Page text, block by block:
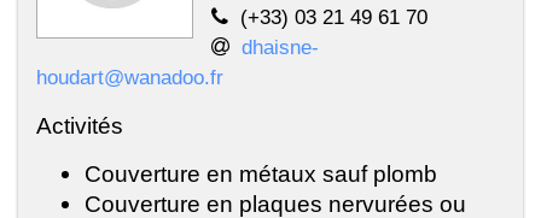
(+33) 03 21 49 61 70
dhaisne-
houdart@wanadoo.fr
Activités
Couverture en métaux sauf plomb
Couverture en plaques nervurées ou